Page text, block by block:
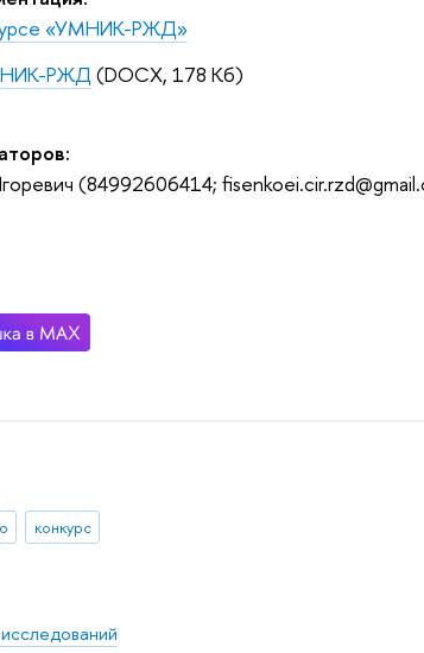
«УМНИК-РЖД»
РЖД (DOCX, 178 Кб)
(84992606414;
конкурс